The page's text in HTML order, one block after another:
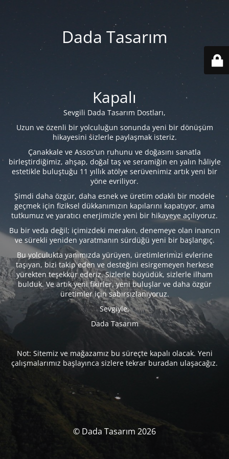
Dada Tasarım
Kapalı
Sevgili Dada Tasarım Dostları,
Uzun ve özenli bir yolculuğun sonunda yeni bir dönüşüm
hikayesini sizlerle paylaşmak isteriz.
Çanakkale ve Assos'un ruhunu ve doğasını sanatla
birleştirdiğimiz, ahşap, doğal taş ve seramiğin en yalın hâliyle
estetikle buluştuğu 11 yıllık atölye serüvenimiz artık yeni bir
yöne evriliyor.
Şimdi daha özgür, daha esnek ve üretim odaklı bir modele
geçmek için fiziksel dükkanımızın kapılarını kapatıyor, ama
tutkumuz ve yaratıcı enerjimizle yeni bir hikayeye açılıyoruz.
Bu bir veda değil; içimizdeki merakın, denemeye olan inancın
ve sürekli yeniden yaratmanın sürdüğü yeni bir başlangıç.
Bu yolculukta yanımızda yürüyen, üretimlerimizi evlerine
taşıyan, bizi takip eden ve desteğini esirgemeyen herkese
yürekten teşekkür ederiz. Sizlerle büyüdük, sizlerle ilham
bulduk. Ve artık yeni fikirler, yeni buluşlar ve daha özgür
üretimler için sabırsızlanıyoruz.
Sevgiyle,
Dada Tasarım
Not: Sitemiz ve mağazamız bu süreçte kapalı olacak. Yeni
çalışmalarımız başlayınca sizlere tekrar buradan ulaşacağız.
© Dada Tasarım 2026